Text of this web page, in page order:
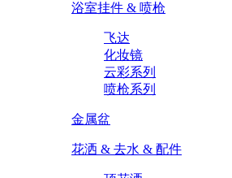
浴室挂件 & 喷枪
飞达
化妆镜
云彩系列
喷枪系列
金属盆
花洒 & 去水 & 配件